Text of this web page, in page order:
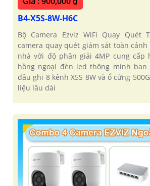
B4-X5S-8W-H6C
Bộ Camera Ezviz WiFi Quay Quét
camera quay quét giám sát toàn
nhà với độ phân giải 4MP cung cấp
hồng ngoại đèn led thông minh
đầu ghi 8 kênh X5S 8W và ổ cứng
liệu lâu dài